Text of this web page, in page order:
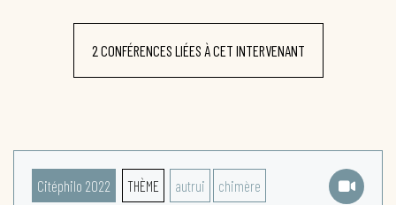
2 CONFÉRENCES LIÉES À CET INTERVENANT
Citéphilo 2022 THÈME autrui chimère